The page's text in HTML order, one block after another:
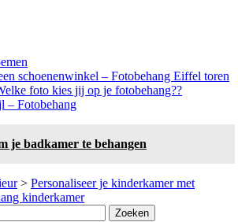
schoenenwinkel – Fotobehang Eiffel toren
foto kies jij op je fotobehang??
– Fotobehang
je badkamer te behangen
> Personaliseer je kinderkamer met
kinderkamer